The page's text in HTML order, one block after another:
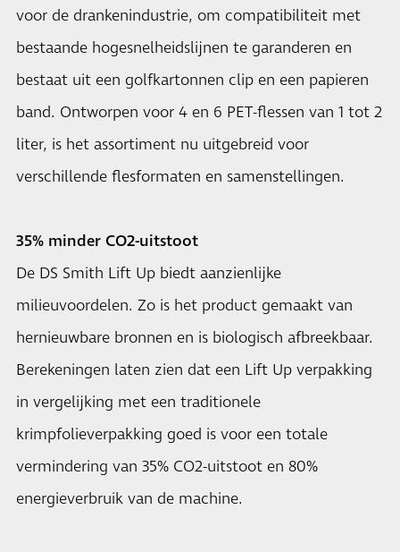
voor de drankenindustrie, om compatibiliteit met
bestaande hogesnelheidslijnen te garanderen en
bestaat uit een golfkartonnen clip en een papieren
band. Ontworpen voor 4 en 6 PET-flessen van 1 tot 2
liter, is het assortiment nu uitgebreid voor
verschillende flesformaten en samenstellingen.
35% minder CO2-uitstoot
De DS Smith Lift Up biedt aanzienlijke
milieuvoordelen. Zo is het product gemaakt van
hernieuwbare bronnen en is biologisch afbreekbaar.
Berekeningen laten zien dat een Lift Up verpakking
in vergelijking met een traditionele
krimpfolieverpakking goed is voor een totale
vermindering van 35% CO2-uitstoot en 80%
energieverbruik van de machine.